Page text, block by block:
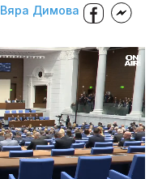
Вяра Димова